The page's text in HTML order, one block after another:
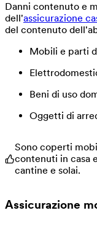
Danni contenuto e
dell'assicurazione
del contenuto
Mobili e parti
Beni di uso
Oggetti di
Sono coperti
contenuti in casa
cantine e solai.
Assicurazione